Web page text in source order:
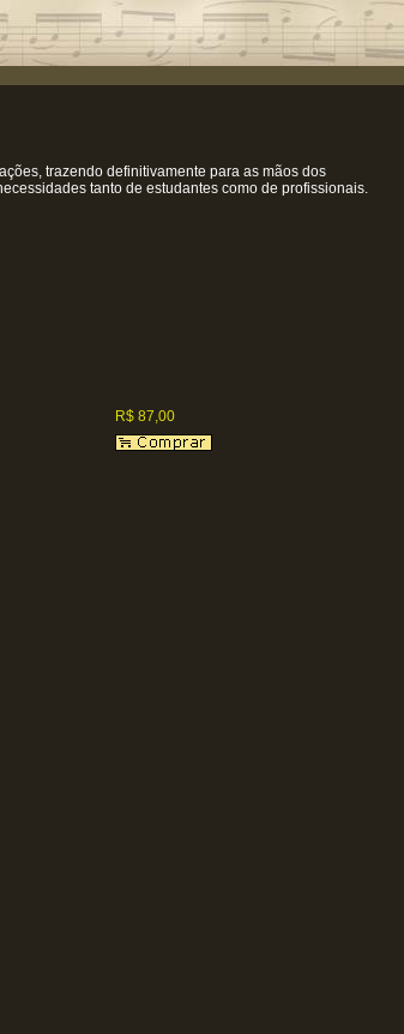
trazendo definitivamente para as mãos dos
tanto de estudantes como de profissionais.
R$ 87,00